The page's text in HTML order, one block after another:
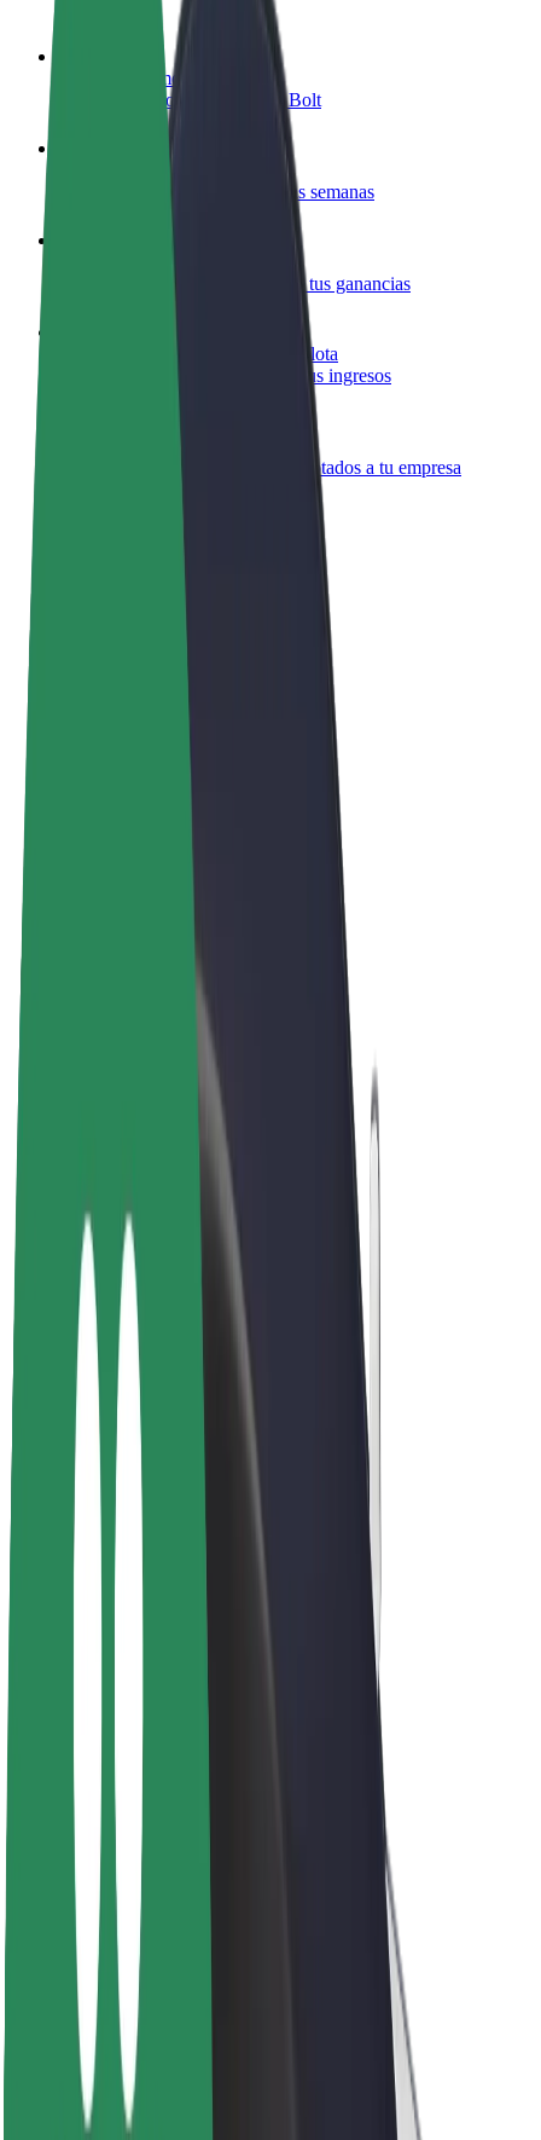
Colaborar como conductor
Gana dinero colaborando con Bolt
Colaborar como repartidor
Repartí comida y cobrá todas las semanas
Llegá a más clientes y maximizá tus ganancias
Registrarse como propietario de flota
Añadí tu flota a Bolt y potenciá tus ingresos
Productos y servicios de Bolt adaptados a tu empresa
Términos y Condiciones
Conductores
Ingresos de conductor/a
Repartidores
Ingresos de repartidor
Comercios de Bolt Food
Flotas
Franquicias
Empresa
Directrices de la marca
Misión
Relación con inversores
Liderazgo
Marca
Medios
Fondo Urbano
Seguridad